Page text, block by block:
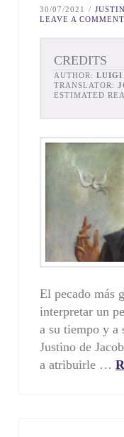
30/07/2021
LEAVE A COMMENT
CREDITS
AUTHOR:LUIGI
TRANSLATOR:
ESTIMATED
El pecado más
interpretar un
a su tiempo y a
Justino de
a atribuirle …